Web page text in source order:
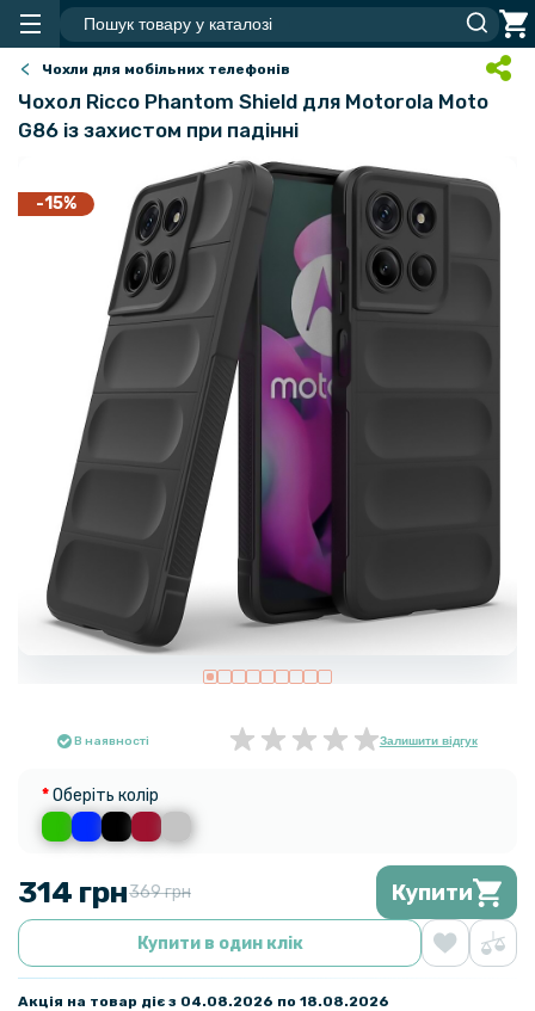
Чохли для мобільних телефонів
Чохол Ricco Phantom Shield для Motorola Moto
G86 із захистом при падінні
-15%
В наявності Залишити відгук
Оберіть колір
314 грн369 грн Купити
Купити в один клік
Акція на товар діє з 04.08.2026 по 18.08.2026